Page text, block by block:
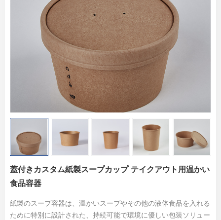
蓋付きカスタム紙製スープカップ テイクアウト用温かい
食品容器
紙製のスープ容器は、温かいスープやその他の液体食品を入れる
ために特別に設計された、持続可能で環境に優しい包装ソリュー